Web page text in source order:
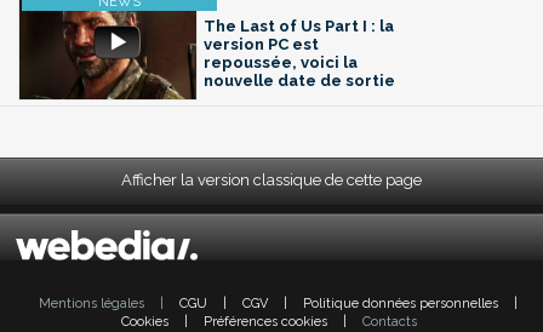
The Last of Us Part I : la
version PC est
repoussée, voici la
nouvelle date de sortie
Afficher la version classique de cette page
Mentions légales CGU CGV Politique données personnelles
Cookies
Préférences cookies Contacts